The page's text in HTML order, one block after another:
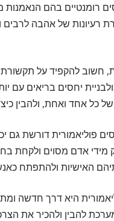
רומנטיים בהם
רעיונות של אהבה
חשוב להקפיד על
יחסים בריאים עם
של כל אחד ואחת, ולהבין
פוליאמורית דורשת גם
מידי אדם מסוים ולקחת
האישיות ולהתפתח
היא דרך חדשה
להבין ולהכיר את